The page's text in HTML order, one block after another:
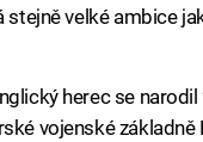
stejně velké ambice
herec se narodil
vojenské základně